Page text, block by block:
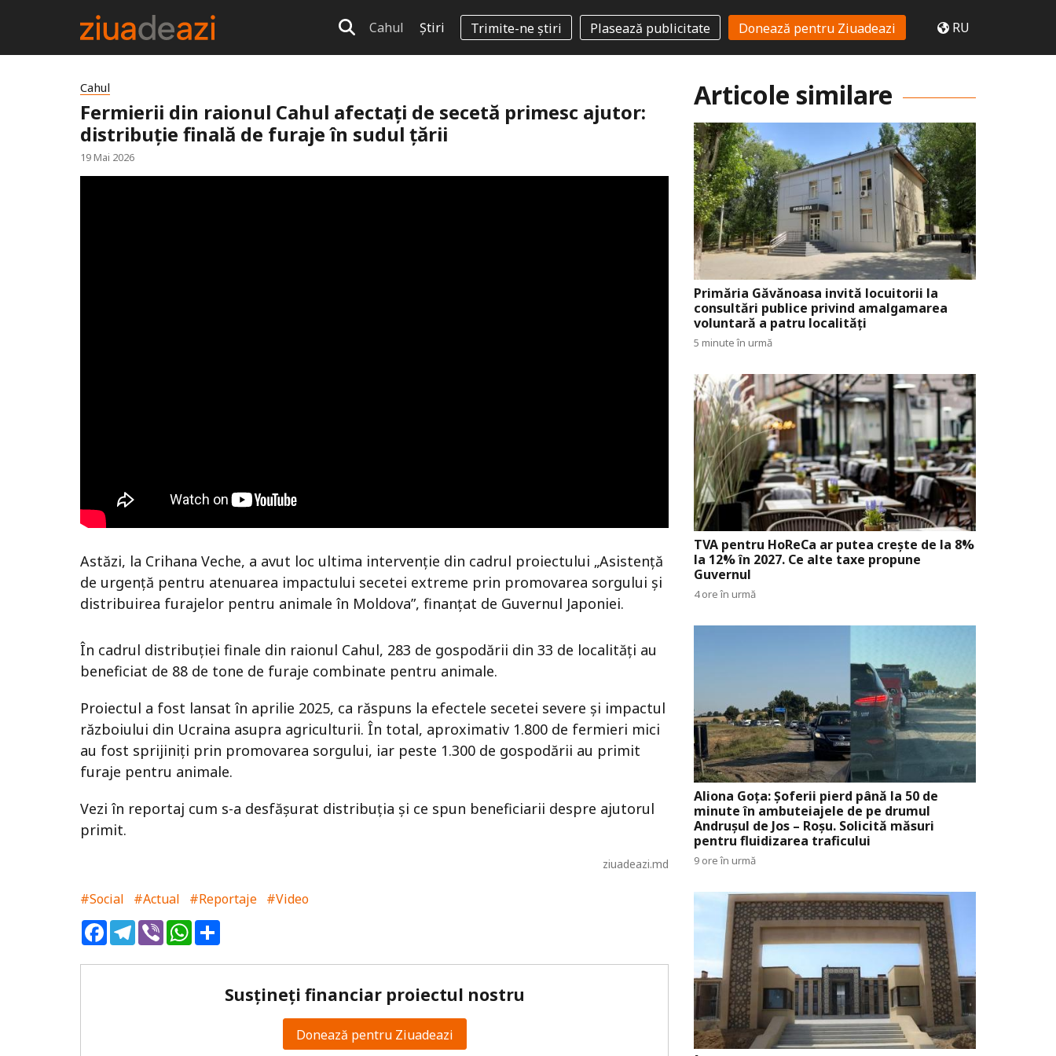
Cahul Știri Trimite-ne știri Plasează publicitate Donează pentru Ziuadeazi RU
Cahul
Fermierii din raionul Cahul afectați de secetă primesc ajutor:
distribuție finală de furaje în sudul țării
19 Mai 2026
Astăzi, la Crihana Veche, a avut loc ultima intervenție din cadrul proiectului „Asistență
de urgență pentru atenuarea impactului secetei extreme prin promovarea sorgului și
distribuirea furajelor pentru animale în Moldova”, finanțat de Guvernul Japoniei.
În cadrul distribuției finale din raionul Cahul, 283 de gospodării din 33 de localități au
beneficiat de 88 de tone de furaje combinate pentru animale.
Proiectul a fost lansat în aprilie 2025, ca răspuns la efectele secetei severe și impactul
războiului din Ucraina asupra agriculturii. În total, aproximativ 1.800 de fermieri mici
au fost sprijiniți prin promovarea sorgului, iar peste 1.300 de gospodării au primit
furaje pentru animale.
Vezi în reportaj cum s-a desfășurat distribuția și ce spun beneficiarii despre ajutorul
primit.
ziuadeazi.md
#Social #Actual #Reportaje #Video
FacebookTelegram
ViberWhatsApp
Susțineți financiar proiectul nostru
Donează pentru Ziuadeazi
Articole similare
Primăria Găvănoasa invită locuitorii la
consultări publice privind amalgamarea
voluntară a patru localități
5 minute în urmă
TVA pentru HoReCa ar putea crește de la 8%
la 12% în 2027. Ce alte taxe propune
Guvernul
4 ore în urmă
Aliona Goța: Șoferii pierd până la 50 de
minute în ambuteiajele de pe drumul
Andrușul de Jos – Roșu. Solicită măsuri
pentru fluidizarea traficului
9 ore în urmă